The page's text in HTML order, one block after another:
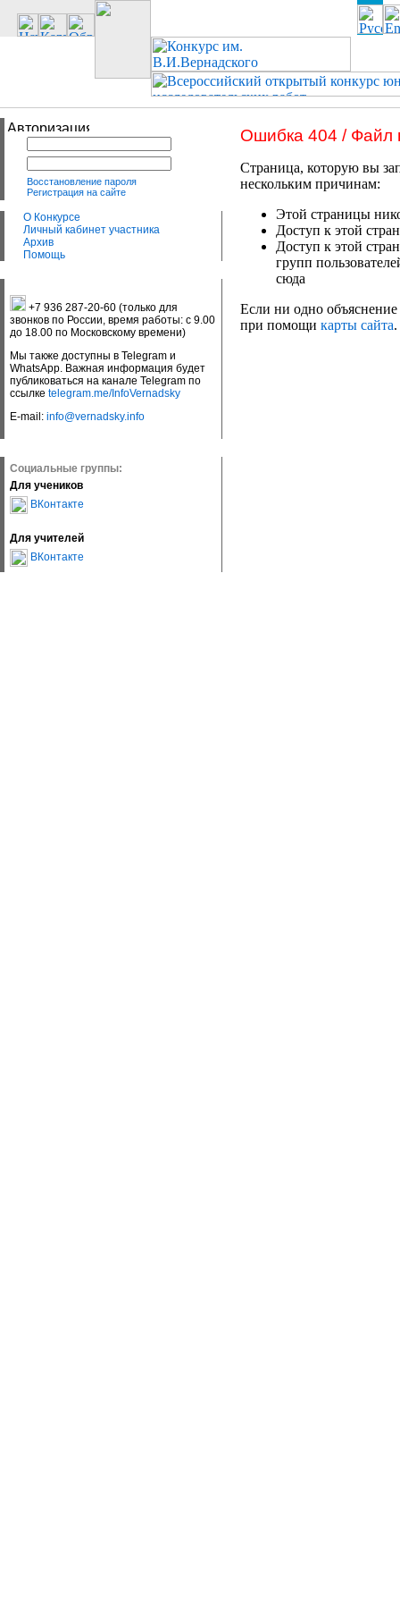
Восстановление пароля
Регистрация на сайте
О Конкурсе
Личный кабинет участника
Архив
Помощь
+7 936 287-20-60 (только для
звонков по России, время работы: с 9.00
до 18.00 по Московскому времени)
Мы также доступны в Telegram и
WhatsApp. Важная информация будет
публиковаться на канале Telegram по
ссылке telegram.me/InfoVernadsky
E-mail: info@vernadsky.info
Социальные группы:
Для учеников
ВКонтакте
Для учителей
ВКонтакте
Ошибка 404 / Файл
Страница, которую вы
нескольким причинам:
Этой страницы
Доступ к этой
Доступ к этой
групп
сюда
Если ни одно объяснение
при помощи карты сайта.